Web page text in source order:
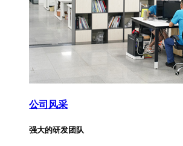
公司风采
强大的研发团队